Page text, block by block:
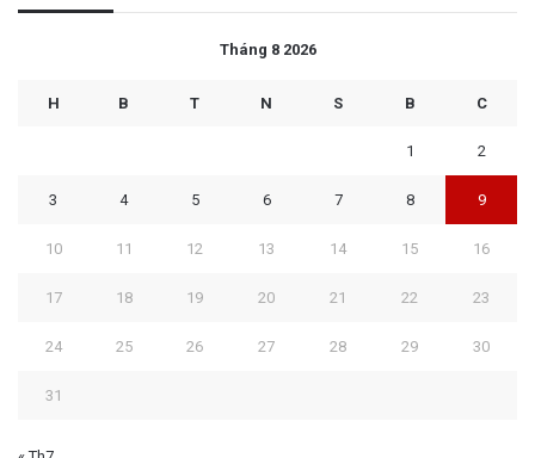
Tháng 8 2026
H B T N S B C
1 2
3 4 5 6 7 8 9
10 11 12 13 14 15 16
17 18 19 20 21 22 23
24 25 26 27 28 29 30
31